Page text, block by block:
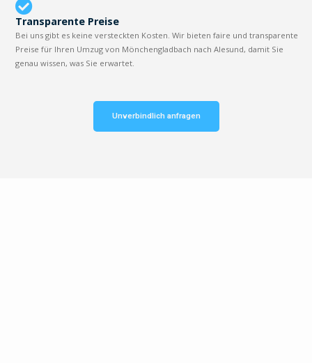
Transparente Preise
Bei uns gibt es keine versteckten Kosten. Wir bieten faire und transparente
Preise für Ihren Umzug von Mönchengladbach nach Alesund, damit Sie
genau wissen, was Sie erwartet.
Unverbindlich anfragen